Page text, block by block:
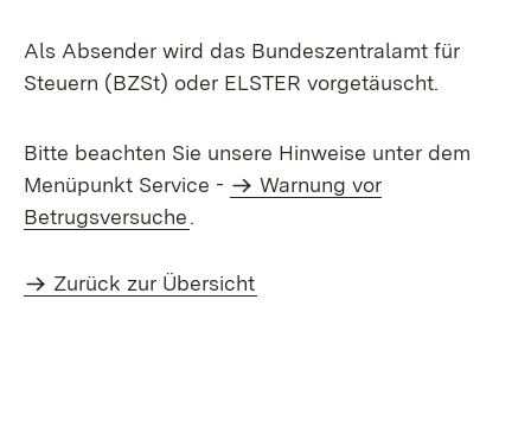
Als Absender wird das Bundeszentralamt für
Steuern (BZSt) oder ELSTER vorgetäuscht.
Bitte beachten Sie unsere Hinweise unter dem
Menüpunkt Service -
Warnung vor
Betrugsversuche.
Zurück zur Übersicht